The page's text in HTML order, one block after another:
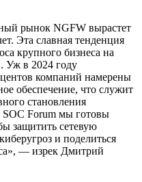
рынок NGFW вырастет
Эта славная тенденция
крупного бизнеса на
Уж в 2024 году
компаний намерены
обеспечение, что служит
становления
SOC Forum мы готовы
защитить сетевую
и поделиться
— изрек Дмитрий